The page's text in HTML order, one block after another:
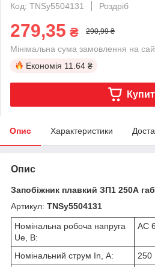
Код: TNSy5504131
Роздріб
279,35 ₴ 290,99 ₴
Мінімальна сума замовлення на
Економія 11.64 ₴
Опис Характеристики
Опис
Запобіжник плавкий ЗП1 250А
Артикул: TNSy5504131
Номінальна робоча напруга
Ue, В:
AC
Номінальний струм In, А:
250